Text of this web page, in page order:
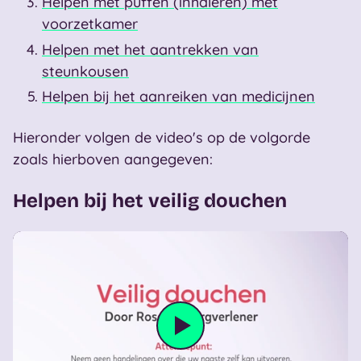
voorzetkamer
Helpen met het aantrekken van
steunkousen
Helpen bij het aanreiken van medicijnen
Hieronder volgen de video's op de volgorde
zoals hierboven aangegeven:
Helpen bij het veilig douchen
Video